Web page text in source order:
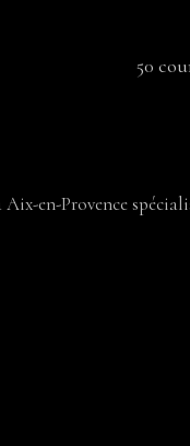
50
Aix-en-Provence